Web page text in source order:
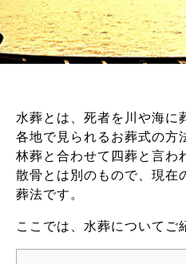
水葬とは、死者を川や海に
各地で見られるお葬式の方
林葬と合わせて四葬と言わ
散骨とは別のもので、現在
葬法です。
ここでは、水葬についてご